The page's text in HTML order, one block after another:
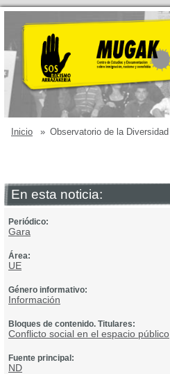
Inicio » Observatorio de la Diversidad
En esta noticia:
Periódico:
Gara
Área:
UE
Género informativo:
Información
Bloques de contenido. Titulares:
Conflicto social en el espacio público
Fuente principal:
ND